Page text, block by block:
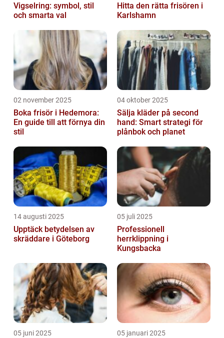
Vigselring: symbol, stil
och smarta val
Hitta den rätta frisören i
Karlshamn
02 november 2025
Boka frisör i Hedemora:
En guide till att förnya din
stil
04 oktober 2025
Sälja kläder på second
hand: Smart strategi för
plånbok och planet
14 augusti 2025
Upptäck betydelsen av
skräddare i Göteborg
05 juli 2025
Professionell
herrklippning i
Kungsbacka
05 juni 2025 05 januari 2025